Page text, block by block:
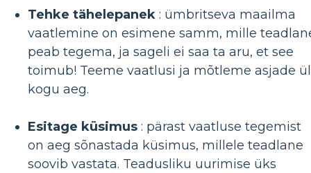
Tehke tähelepanek : ümbritseva maailma
vaatlemine on esimene samm, mille
peab tegema, ja sageli ei saa ta aru, et see
toimub! Teeme vaatlusi ja mõtleme asjade
kogu aeg.
Esitage küsimus : pärast vaatluse tegemist
on aeg sõnastada küsimus, millele teadlane
soovib vastata. Teadusliku uurimise üks